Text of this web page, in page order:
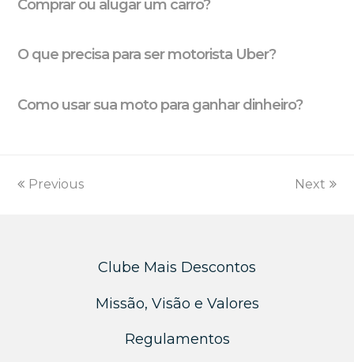
Comprar ou alugar um carro?
O que precisa para ser motorista Uber?
Como usar sua moto para ganhar dinheiro?
Previous Next
Clube Mais Descontos
Missão, Visão e Valores
Regulamentos